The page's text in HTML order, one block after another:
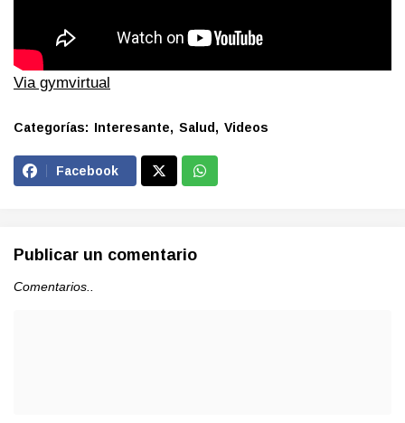
Via gymvirtual
Categorías: Interesante Salud Videos
Facebook
Publicar un comentario
Comentarios..